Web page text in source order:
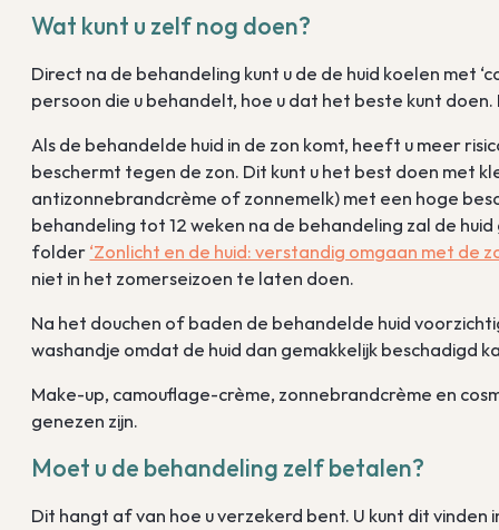
Wat kunt u zelf nog doen?
Direct na de behandeling kunt u de de huid koelen met
persoon die u behandelt, hoe u dat het beste kunt
Als de behandelde huid in de zon komt, heeft u meer
beschermt tegen de zon. Dit kunt u het best doen met
antizonnebrandcrème of zonnemelk) met een hoge
behandeling tot 12 weken na de behandeling zal de
folder ‘Zonlicht en de huid: verstandig omgaan met de
niet in het zomerseizoen te laten doen.
Na het douchen of baden de behandelde huid
washandje omdat de huid dan gemakkelijk beschadigd
Make-up, camouflage-crème, zonnebrandcrème en
genezen zijn.
Moet u de behandeling zelf betalen?
Dit hangt af van hoe u verzekerd bent. U kunt dit